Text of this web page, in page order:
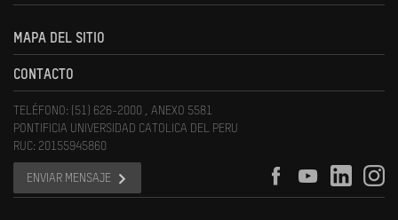
MAPA DEL SITIO
CONTACTO
TELÉFONO: (51) 626-2000 , ANEXO 5581
PONTIFICIA UNIVERSIDAD CATOLICA DEL PERU
RUC: 20155945860
ENVIAR MENSAJE